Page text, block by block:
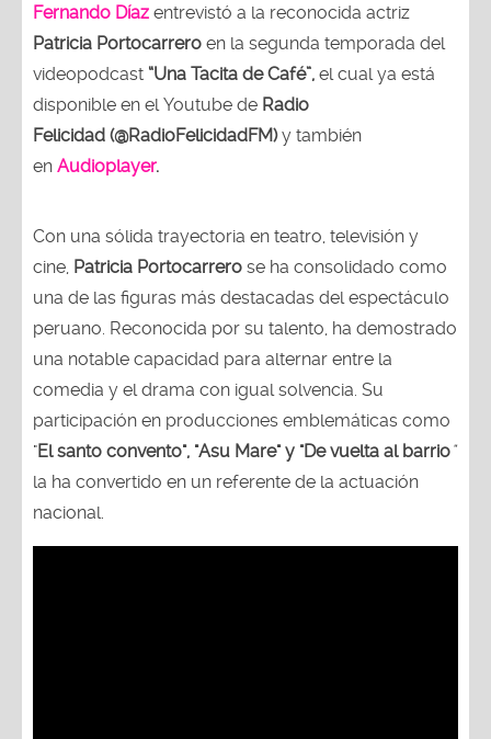
Fernando Díaz entrevistó a la reconocida actriz
Patricia Portocarrero en la segunda temporada del
videopodcast “Una Tacita de Café”, el cual ya está
disponible en el Youtube de Radio
Felicidad (@RadioFelicidadFM)y también
en Audioplayer.
Con una sólida trayectoria en teatro, televisión y
cine, Patricia Portocarrero se ha consolidado como
una de las figuras más destacadas del espectáculo
peruano. Reconocida por su talento, ha demostrado
una notable capacidad para alternar entre la
comedia y el drama con igual solvencia. Su
participación en producciones emblemáticas como
"El santo convento", "Asu Mare" y "De vuelta al barrio"
la ha convertido en un referente de la actuación
nacional.